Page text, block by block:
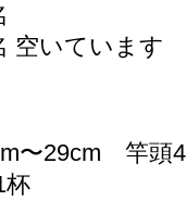
空いています
〜29cm 竿頭